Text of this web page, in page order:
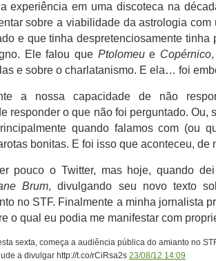
experiência em uma discoteca na
sobre a viabilidade da astrologia com
e que tinha despretenciosamente tinha
Ele falou que Ptolomeue Copérnico
e sobre o charlatanismo. E ela… foi
a nossa capacidade de não
responder o que não foi perguntado. Ou,
quando falamos com (ou
bonitas. E foi isso que aconteceu, de
pouco o Twitter, mas hoje, quando
Brum, divulgando seu novo texto
no STF. Finalmente a minha jornalista
o qual eu podia me manifestar com
sexta, começa a audiência pública do amianto no
a divulgar http://t.co/rCiRsa2s 23/08/12 14:09